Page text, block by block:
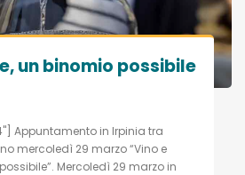
un binomio possibile
Appuntamento in Irpinia tra
mercoledì 29 marzo “Vino e
Mercoledì 29 marzo in